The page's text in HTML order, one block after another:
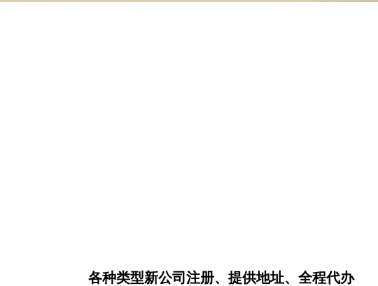
各种类型新公司注册、提供地址、全程代办